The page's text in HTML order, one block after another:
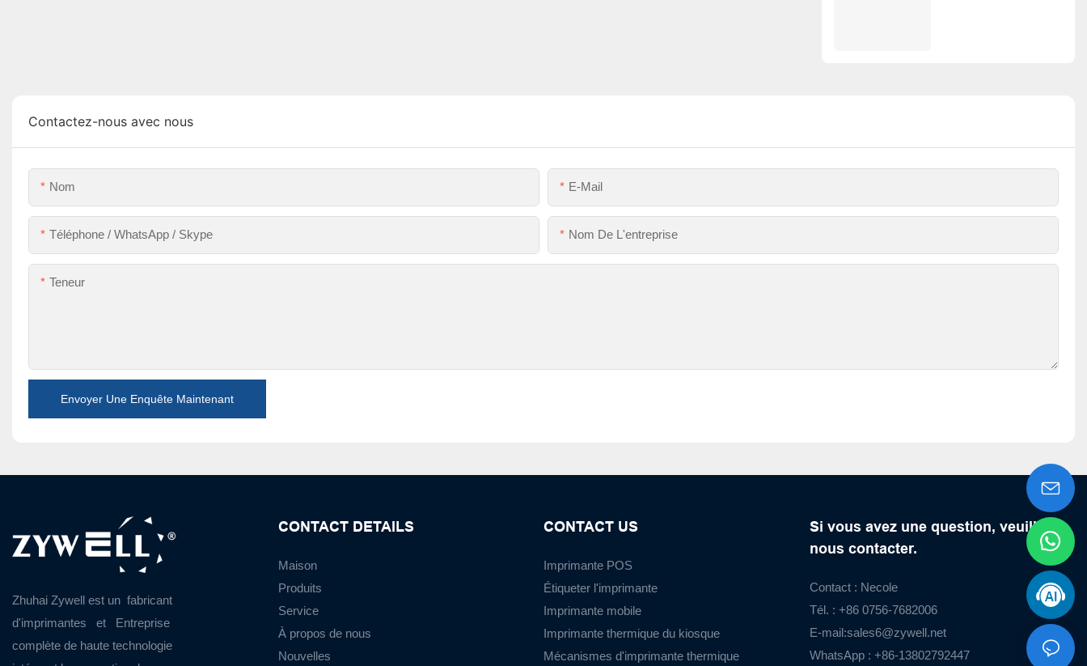
Contactez-nous avec nous
Nom E-Mail
Téléphone / WhatsApp / Skype Nom De L'entreprise
Teneur
Envoyer Une Enquête Maintenant
Zhuhai Zywell est un fabricant
d'imprimantes
et
Entreprise
complète de haute technologie
CONTACT DETAILS
Maison
Produits
Service
À propos de nous
Nouvelles
CONTACT US
Imprimante POS
Étiqueter l'imprimante
Imprimante mobile
Imprimante thermique du kiosque
Mécanismes d'imprimante thermique
Si vous avez une question, veuillez
nous contacter.
Contact : Necole
Tél. : +86 0756-7682006
E-mail:sales6@zywell.net
WhatsApp : +86-13802792447